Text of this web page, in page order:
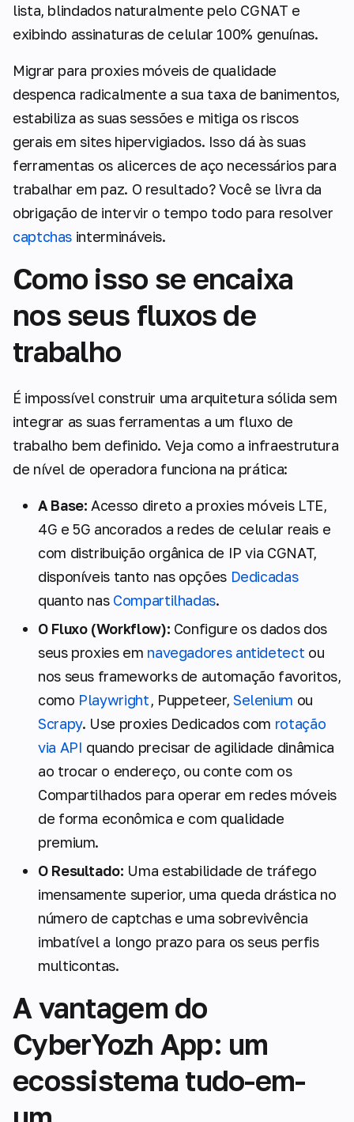
lista, blindados naturalmente pelo CGNAT e
exibindo assinaturas de celular 100% genuínas.
Migrar para proxies móveis de qualidade
despenca radicalmente a sua taxa de banimentos,
estabiliza as suas sessões e mitiga os riscos
gerais em sites hipervigiados. Isso dá às suas
ferramentas os alicerces de aço necessários para
trabalhar em paz. O resultado? Você se livra da
obrigação de intervir o tempo todo para resolver
captchas intermináveis.
Como isso se encaixa
nos seus fluxos de
trabalho
É impossível construir uma arquitetura sólida sem
integrar as suas ferramentas a um fluxo de
trabalho bem definido. Veja como a infraestrutura
de nível de operadora funciona na prática:
A Base: Acesso direto a proxies móveis LTE,
4G e 5G ancorados a redes de celular reais e
com distribuição orgânica de IP via CGNAT,
disponíveis tanto nas opções Dedicadas
quanto nas Compartilhadas.
O Fluxo (Workflow): Configure os dados dos
seus proxies em navegadores antidetect ou
nos seus frameworks de automação favoritos,
como Playwright, Puppeteer, Selenium ou
Scrapy. Use proxies Dedicados com rotação
via API quando precisar de agilidade dinâmica
ao trocar o endereço, ou conte com os
Compartilhados para operar em redes móveis
de forma econômica e com qualidade
premium.
O Resultado: Uma estabilidade de tráfego
imensamente superior, uma queda drástica no
número de captchas e uma sobrevivência
imbatível a longo prazo para os seus perfis
multicontas.
A vantagem do
CyberYozh App: um
ecossistema tudo-em-